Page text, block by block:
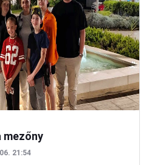
mezőny
21:54